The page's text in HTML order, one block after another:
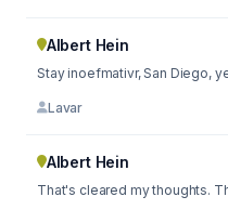
Albert Hein
Stay inoefmativr, San Diego,
Lavar
Albert Hein
That's cleared my thoughts.